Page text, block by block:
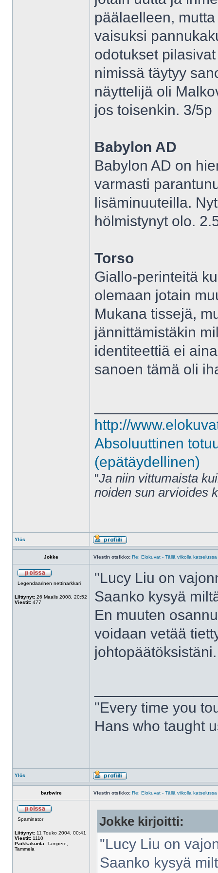
päälaelleen,
vaisuksi
odotukset
nimissä täytyy
näyttelijä oli
jos toisenkin. 3/5p
Babylon AD
Babylon AD on
varmasti
lisäminuuteilla.
hölmistynyt olo.
Torso
Giallo-perinteitä
olemaan jotain
Mukana tissejä,
jännittämistäkin
identiteettiä ei
sanoen tämä oli
http://
Absoluuttinen
(epätäydellinen)
"Ja niin vittumaista
noiden sun arvioides
Ylös
Jokke Viestin otsikko: Re: Elokuvat - Tällä viikolla katselussa
Legendaarinen nettinarkkari
Liittynyt: 26 Maalis 2008, 20:52
Viestit: 477
"Lucy Liu on
Saanko kysyä
En muuten
voidaan vetää
johtopäätöksistäni.
"Every time you
Hans who taught
Ylös
barbwire Viestin otsikko: Re: Elokuvat - Tällä viikolla katselussa
Spaminator
Liittynyt: 11 Touko 2004, 00:41
Viestit: 1110
Paikkakunta: Tampere,
Tammela
Jokke kirjoitti:
"Lucy Liu on
Saanko kysyä